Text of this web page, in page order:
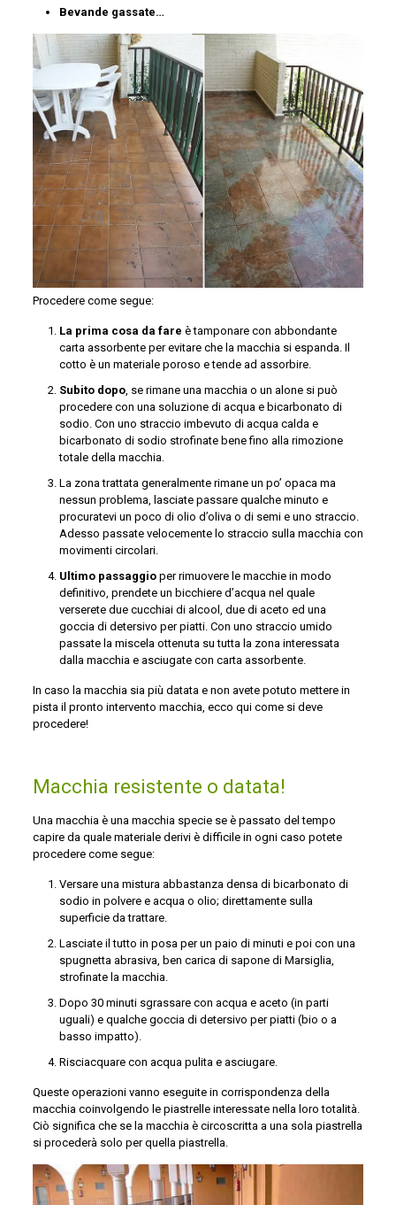
Bevande gassate…
Procedere come segue:
La prima cosa da fare è tamponare con abbondante
carta assorbente per evitare che la macchia si espanda. Il
cotto è un materiale poroso e tende ad assorbire.
Subito dopo, se rimane una macchia o un alone si può
procedere con una soluzione di acqua e bicarbonato di
sodio. Con uno straccio imbevuto di acqua calda e
bicarbonato di sodio strofinate bene fino alla rimozione
totale della macchia.
La zona trattata generalmente rimane un po’ opaca ma
nessun problema, lasciate passare qualche minuto e
procuratevi un poco di olio d’oliva o di semi e uno straccio.
Adesso passate velocemente lo straccio sulla macchia con
movimenti circolari.
Ultimo passaggioper rimuovere le macchie in modo
definitivo, prendete un bicchiere d’acqua nel quale
verserete due cucchiai di alcool, due di aceto ed una
goccia di detersivo per piatti. Con uno straccio umido
passate la miscela ottenuta su tutta la zona interessata
dalla macchia e asciugate con carta assorbente.
In caso la macchia sia più datata e non avete potuto mettere in
pista il pronto intervento macchia, ecco qui come si deve
procedere!
Macchia resistente o datata!
Una macchia è una macchia specie se è passato del tempo
capire da quale materiale derivi è difficile in ogni caso potete
procedere come segue:
Versare una mistura abbastanza densa di bicarbonato di
sodio in polvere e acqua o olio; direttamente sulla
superficie da trattare.
Lasciate il tutto in posa per un paio di minuti e poi con una
spugnetta abrasiva, ben carica di sapone di Marsiglia,
strofinate la macchia.
Dopo 30 minuti sgrassare con acqua e aceto (in parti
uguali) e qualche goccia di detersivo per piatti (bio o a
basso impatto).
Risciacquare con acqua pulita e asciugare.
Queste operazioni vanno eseguite in corrispondenza della
macchia coinvolgendo le piastrelle interessate nella loro totalità.
Ciò significa che se la macchia è circoscritta a una sola piastrella
si procederà solo per quella piastrella.